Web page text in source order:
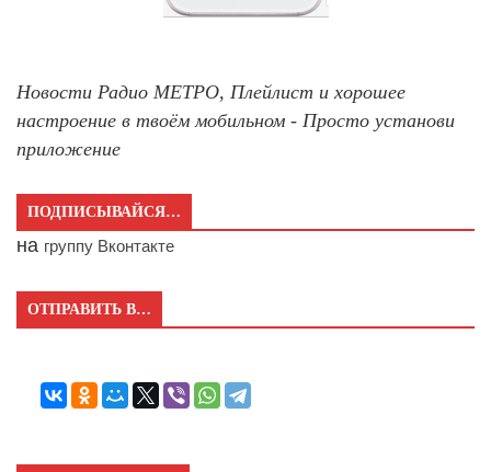
Новости Радио МЕТРО, Плейлист и хорошее
настроение в твоём мобильном - Просто установи
приложение
ПОДПИСЫВАЙСЯ…
на группу Вконтакте
ОТПРАВИТЬ В…